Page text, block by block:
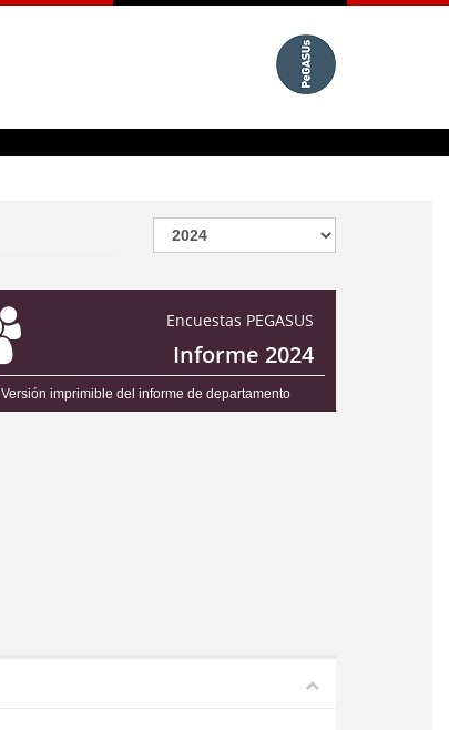
Encuestas PEGASUS
Informe 2024
Versión imprimible del informe de departamento